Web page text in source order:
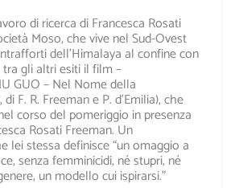
di ricerca di Francesca Rosati
Moso, che vive nel Sud-Ovest
dell’Himalaya al confine con
gli altri esiti il film –
GUO – Nel Nome della
di F. R. Freeman e P. d’Emilia), che
corso del pomeriggio in presenza
Rosati Freeman. Un
lei stessa definisce“un omaggio a
senza femminicidi, né stupri, né
un modello cui ispirarsi.”